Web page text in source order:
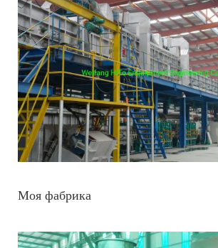
Моя фабрика